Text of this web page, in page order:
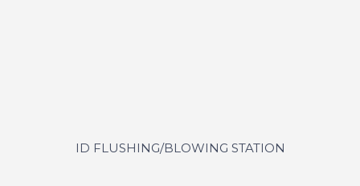
ID FLUSHING/BLOWING STATION